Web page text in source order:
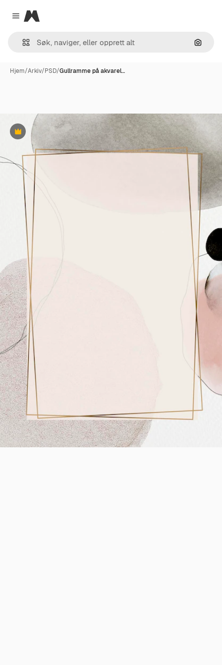
Close menu
Magnific
Søk
Hjem/Arkiv/PSD/Gullramme på akvarel…
Premium